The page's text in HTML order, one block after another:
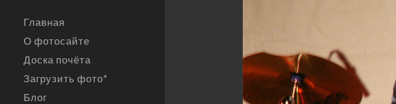
Главная
О фотосайте
Доска почёта
Загрузить фото*
Блог